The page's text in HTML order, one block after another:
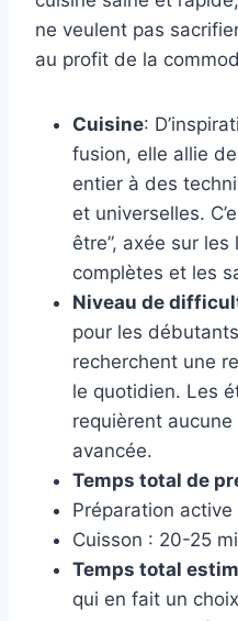
ne veulent pas
au profit de la
Cuisine:
fusion, elle allie
entier à des
et universelles.
être”, axée sur
complètes et les
Niveau de
pour les
recherchent une
le quotidien. Les
requièrent
avancée.
Temps total de
Préparation active
Cuisson : 20-25
Temps total
qui en fait un